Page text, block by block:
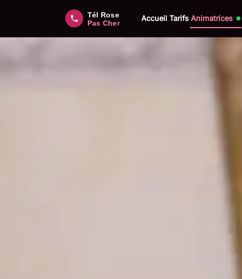
Accueil Tarifs Animatrices